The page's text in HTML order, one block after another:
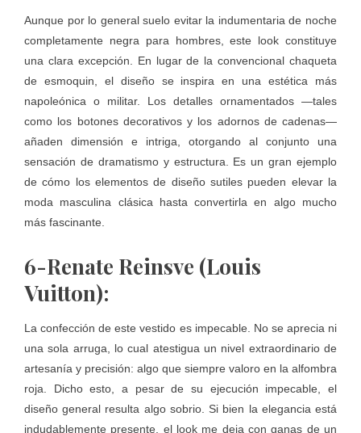
Aunque por lo general suelo evitar la indumentaria de noche
completamente negra para hombres, este look constituye
una clara excepción. En lugar de la convencional chaqueta
de esmoquin, el diseño se inspira en una estética más
napoleónica o militar. Los detalles ornamentados —tales
como los botones decorativos y los adornos de cadenas—
añaden dimensión e intriga, otorgando al conjunto una
sensación de dramatismo y estructura. Es un gran ejemplo
de cómo los elementos de diseño sutiles pueden elevar la
moda masculina clásica hasta convertirla en algo mucho
más fascinante.
6-Renate Reinsve (Louis
Vuitton):
La confección de este vestido es impecable. No se aprecia ni
una sola arruga, lo cual atestigua un nivel extraordinario de
artesanía y precisión: algo que siempre valoro en la alfombra
roja. Dicho esto, a pesar de su ejecución impecable, el
diseño general resulta algo sobrio. Si bien la elegancia está
indudablemente presente, el look me deja con ganas de un